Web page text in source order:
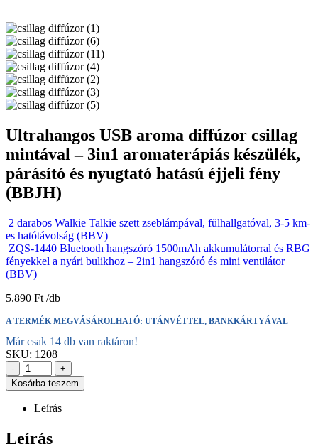
Ultrahangos USB aroma diffúzor csillag
mintával – 3in1 aromaterápiás készülék,
párásító és nyugtató hatású éjjeli fény
(BBJH)
2 darabos Walkie Talkie szett zseblámpával, fülhallgatóval, 3-5 km-
es hatótávolság (BBV)
ZQS-1440 Bluetooth hangszóró 1500mAh akkumulátorral és RBG
fényekkel a nyári bulikhoz – 2in1 hangszóró és mini ventilátor
(BBV)
5.890 Ft
A TERMÉK MEGVÁSÁROLHATÓ: UTÁNVÉTTEL, BANKKÁRTYÁVAL
Már csak 14 db van raktáron!
SKU: 1208
-
+
Kosárba teszem
Leírás
Leírás